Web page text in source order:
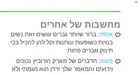
מחשבות של אחרים
אסתי: ברור שיותר גברים עושים זאת נשים
בנויות כשופעות ונותנות וקל להן להכיל בכי
תינוק וגברים פחות
משה: הדברים של מארק הורוביץ נכונים
וידועים והמאמר שלך ירדן הוא מגמתי ולא